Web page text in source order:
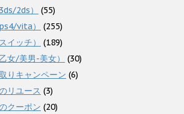
2ds）
(55)
vita）
(255)
イッチ）
(189)
女/美男-美女）
(30)
りキャンペーン (6)
リユース (3)
クーポン (20)